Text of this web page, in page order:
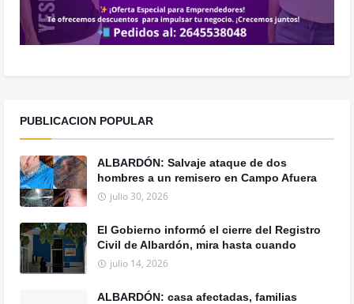
PUBLICACION POPULAR
ALBARDÓN: Salvaje ataque de dos
hombres a un remisero en Campo Afuera
julio 30, 2026
El Gobierno informó el cierre del Registro
Civil de Albardón, mira hasta cuando
julio 14, 2026
ALBARDÓN: casa afectadas, familias